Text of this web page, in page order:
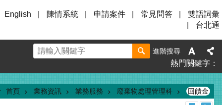
English 陳情系統 申請案件 常見問答
雙語詞彙
台北通
進階搜尋
熱門關鍵字
首頁 業務資訊 業務服務 廢棄物處理管理科 回饋金